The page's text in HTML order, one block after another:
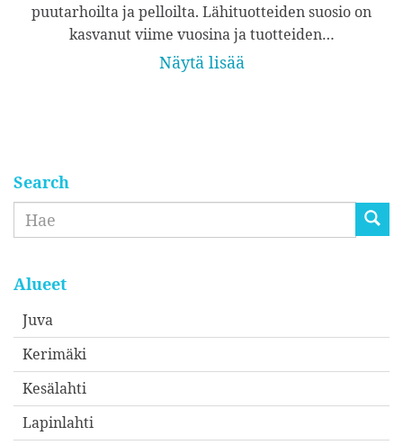
puutarhoilta ja pelloilta. Lähituotteiden suosio on
kasvanut viime vuosina ja tuotteiden…
Näytä lisää
Search
Etsi
Alueet
Juva
Kerimäki
Kesälahti
Lapinlahti